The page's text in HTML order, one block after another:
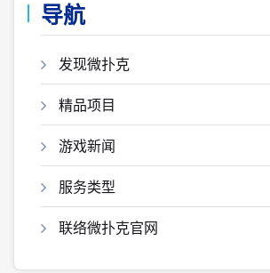
导航
发现微扑克
精品项目
游戏新闻
服务类型
联络微扑克官网